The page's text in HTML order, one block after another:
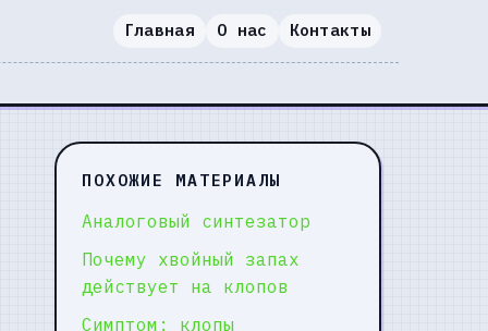
Главная О нас Контакты
ПОХОЖИЕ МАТЕРИАЛЫ
Аналоговый синтезатор
Почему хвойный запах
действует на клопов
Симптом: клопы